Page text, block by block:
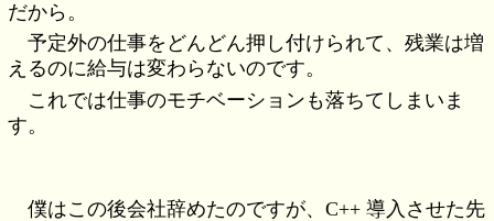
だから。
予定外の仕事をどんどん押し付けられて、残業は増
えるのに給与は変わらないのです。
これでは仕事のモチベーションも落ちてしまいま
す。
僕はこの後会社辞めたのですが、C++ 導入させた先